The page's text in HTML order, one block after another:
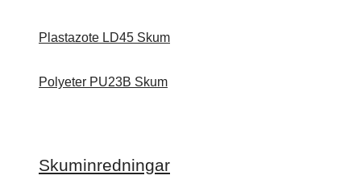
Plastazote LD45 Skum
Polyeter PU23B Skum
Skuminredningar